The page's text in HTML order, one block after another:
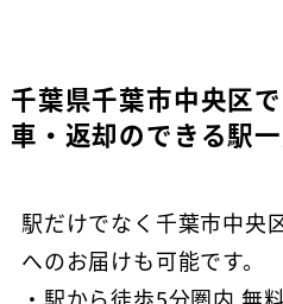
千葉県千葉市中央区
車・返却のできる駅
駅だけでなく千葉市中央
へのお届けも可能です。
・駅から徒歩5分圏内 無